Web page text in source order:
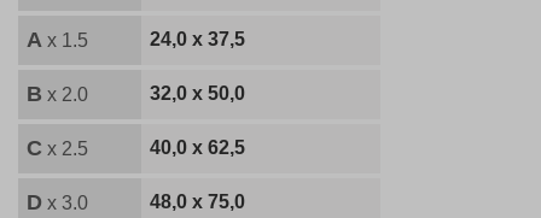
A x 1.5 24,0 x 37,5
B x 2.0 32,0 x 50,0
C x 2.5 40,0 x 62,5
D x 3.0 48,0 x 75,0